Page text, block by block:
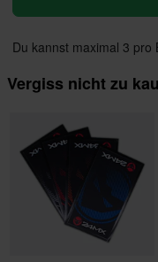
Du kannst maximal 3 pro
Vergiss nicht zu